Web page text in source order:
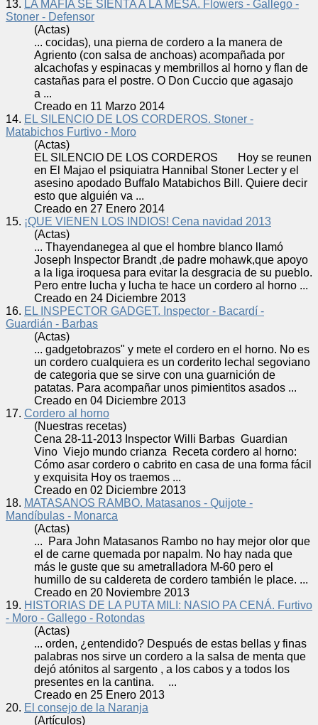
13. LA MAFIA SE SIENTA A LA MESA. Flowers - Gallego -
Stoner - Defensor
(Actas)
... cocidas), una pierna de cordero a la manera de
Agriento (con salsa de anchoas) acompañada por
alcachofas y espinacas y membrillos al horno y flan de
castañas para el postre. O Don Cuccio que agasajo
a ...
Creado en 11 Marzo 2014
14. EL SILENCIO DE LOS CORDEROS. Stoner -
Matabichos Furtivo - Moro
(Actas)
EL SILENCIO DE LOS CORDEROS Hoy se reunen
en El Majao el psiquiatra Hannibal Stoner Lecter y el
asesino apodado Buffalo Matabichos Bill. Quiere decir
esto que alguién va ...
Creado en 27 Enero 2014
15. ¡QUE VIENEN LOS INDIOS! Cena navidad 2013
(Actas)
... Thayendanegea al que el hombre blanco llamó
Joseph Inspector Brandt ,de padre mohawk,que apoyo
a la liga iroquesa para evitar la desgracia de su pueblo.
Pero entre lucha y lucha te hace un cordero al horno ...
Creado en 24 Diciembre 2013
16. EL INSPECTOR GADGET. Inspector - Bacardí -
Guardián - Barbas
(Actas)
... gadgetobrazos" y mete el cordero en el horno. No es
un cordero cualquiera es un corderito lechal segoviano
de categoria que se sirve con una guarnición de
patatas. Para acompañar unos pimientitos asados ...
Creado en 04 Diciembre 2013
17. Cordero al horno
(Nuestras recetas)
Cena 28-11-2013 Inspector Willi Barbas Guardian
Vino Viejo mundo crianza Receta cordero al horno:
Cómo asar cordero o cabrito en casa de una forma fácil
y exquisita Hoy os traemos ...
Creado en 02 Diciembre 2013
18. MATASANOS RAMBO. Matasanos - Quijote -
Mandíbulas - Monarca
(Actas)
... Para John Matasanos Rambo no hay mejor olor que
el de carne quemada por napalm. No hay nada que
más le guste que su ametralladora M-60 pero el
humillo de su caldereta de cordero también le place. ...
Creado en 20 Noviembre 2013
19. HISTORIAS DE LA PUTA MILI: NASIO PA CENÁ. Furtivo
- Moro - Gallego - Rotondas
(Actas)
... orden, ¿entendido? Después de estas bellas y finas
palabras nos sirve un cordero a la salsa de menta que
dejó atónitos al sargento , a los cabos y a todos los
presentes en la cantina. ...
Creado en 25 Enero 2013
20. El consejo de la Naranja
(Artículos)